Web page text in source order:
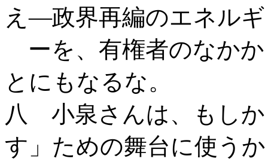
え―政界再編のエネルギ
ーを、有権者のなか
とにもなるな。
八 小泉さんは、もしか
す」ための舞台に使うか